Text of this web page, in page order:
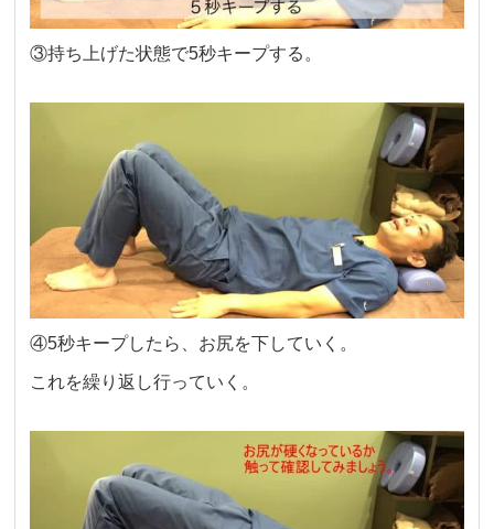
③持ち上げた状態で5秒キープする。
④5秒キープしたら、お尻を下していく。
これを繰り返し行っていく。